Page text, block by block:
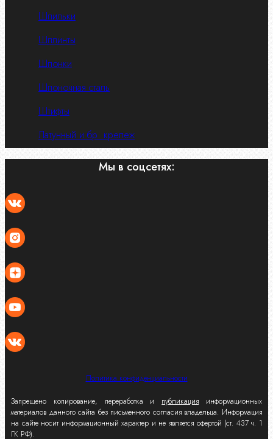
Шпильки
Шплинты
Шпонки
Шпоночная сталь
Штифты
Латунный и бр. крепеж
Мы в соцсетях:
Политика конфиденциальности
Запрещено копирование, переработка и публикация информационных
материалов данного сайта без письменного согласия владельца. Информация
на сайте носит информационный характер и не является офертой (ст. 437 ч. 1
ГК РФ).